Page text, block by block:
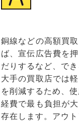
銅線などの高額買
ば、宣伝広告費を
だりするなど、で
大手の買取店では
を削減するため、
経費で最も負担が
存在します。アウ